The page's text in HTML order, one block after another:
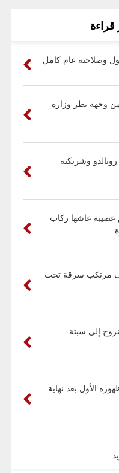
قراءة
وصلاحية عام كامل
وجهة نظر وزارة
وشريكته
عاشها ركاب
مرتكب سرقة تحت
إلى سبتة…
الأول بعد نهاية